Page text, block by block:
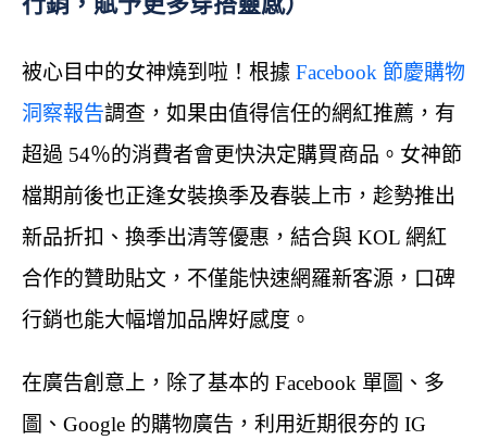
被心目中的女神燒到啦！根據 Facebook 節慶購物
洞察報告調查，如果由值得信任的網紅推薦，有
超過 54％的消費者會更快決定購買商品。女神節
檔期前後也正逢女裝換季及春裝上市，趁勢推出
新品折扣、換季出清等優惠，結合與 KOL 網紅
合作的贊助貼文，不僅能快速網羅新客源，口碑
行銷也能大幅增加品牌好感度。
在廣告創意上，除了基本的 Facebook 單圖、多
圖、Google 的購物廣告，利用近期很夯的 IG